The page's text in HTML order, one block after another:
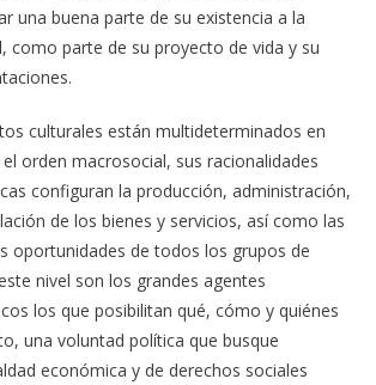
una buena parte de su existencia a la
como parte de su proyecto de vida y su
culturales están multideterminados en
orden macrosocial, sus racionalidades
configuran la producción, administración,
de los bienes y servicios, así como las
oportunidades de todos los grupos de
nivel son los grandes agentes
los que posibilitan qué, cómo y quiénes
una voluntad política que busque
económica y de derechos sociales